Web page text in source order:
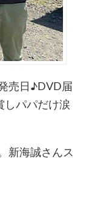
売日♪DVD届
しパパだけ涙
新海誠さんス